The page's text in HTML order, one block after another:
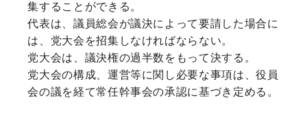
集することができる。
代表は、議員総会が議決によって要請した場合に
は、党大会を招集しなければならない。
党大会は、議決権の過半数をもって決する。
党大会の構成、運営等に関し必要な事項は、役員
会の議を経て常任幹事会の承認に基づき定める。